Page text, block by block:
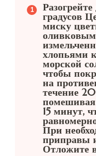
градусов
миску
хлопьями
морской
чтобы
на
течение
помешивая
15 минут,
При
приправы
Отложите